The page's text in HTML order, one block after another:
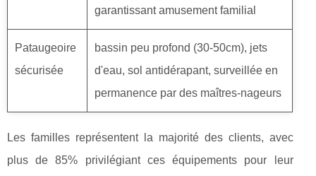
garantissant amusement familial
Pataugeoire
sécurisée
bassin peu profond (30-50cm), jets
d'eau, sol antidérapant, surveillée en
permanence par des maîtres-nageurs
Les familles représentent la majorité des clients, avec
plus de 85% privilégiant ces équipements pour leur